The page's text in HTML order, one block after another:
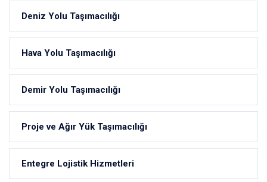
Deniz Yolu Taşımacılığı
Hava Yolu Taşımacılığı
Demir Yolu Taşımacılığı
Proje ve Ağır Yük Taşımacılığı
Entegre Lojistik Hizmetleri